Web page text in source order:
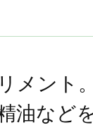
メント
油など